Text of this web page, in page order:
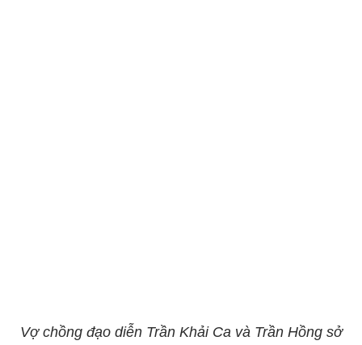
Vợ chồng đạo diễn Trần Khải Ca và Trần Hồng sở